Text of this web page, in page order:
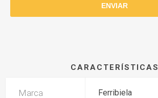
CARACTERÍSTICAS
Marca Ferribiela